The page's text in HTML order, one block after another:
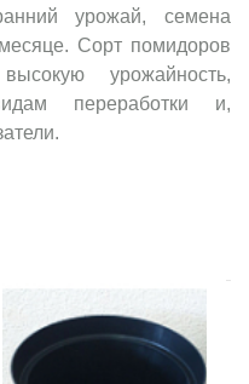
урожай, семена
Сорт помидоров
урожайность,
переработки и,